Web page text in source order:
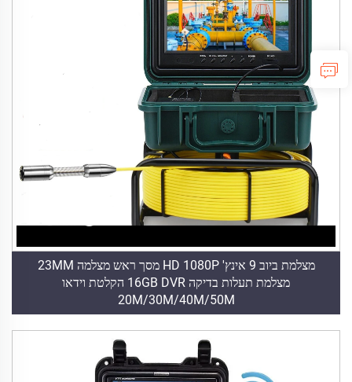
מצלמת ביוב 9 אינץ' HD 1080P מסך ראש מצלמה 23MM
מצלמת תעלות בדיקה 16GB DVR הקלטת וידאו
20M/30M/40M/50M